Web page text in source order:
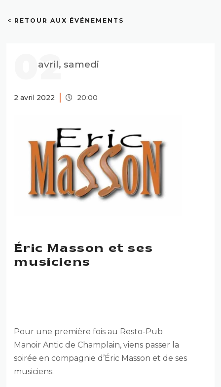
< RETOUR AUX ÉVÉNEMENTS
02
avril, samedi
2 avril 2022 20:00
Éric Masson et ses
musiciens
Pour une première fois au Resto-Pub
Manoir Antic de Champlain, viens passer la
soirée en compagnie d’Éric Masson et de ses
musiciens.